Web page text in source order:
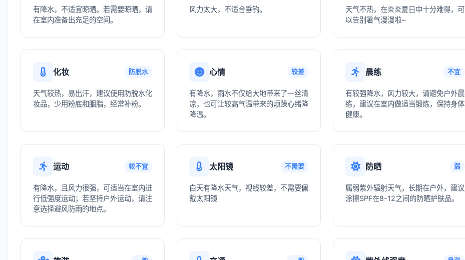
有降水，不适宜晾晒。若需要晾晒，请
在室内准备出充足的空间。
风力太大，不适合垂钓。
天气不热，在炎炎夏日中十分难得，可
以告别暑气漫漫啦~
化妆 防脱水
天气较热，易出汗，建议使用防脱水化
妆品，少用粉底和胭脂，经常补粉。
心情 较差
有降水，雨水不仅给大地带来了一丝清
凉，也可让较高气温带来的烦躁心绪降
降温。
晨练 不宜
有较强降水，风力较大，请避免户外晨
练，建议在室内做适当锻炼，保持身体
健康。
运动 较不宜
有降水，且风力很强，可适当在室内进
行低强度运动；若坚持户外运动，请注
意选择避风防雨的地点。
太阳镜 不需要
白天有降水天气，视线较差，不需要佩
戴太阳镜
防晒 弱
属弱紫外辐射天气，长期在户外，建议
涂擦SPF在8-12之间的防晒护肤品。